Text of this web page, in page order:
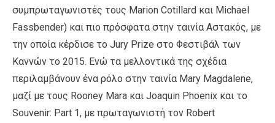
συμπρωταγωνιστές τους Marion Cotillard και Michael
Fassbender) και πιο πρόσφατα στην ταινία Αστακός, με
την οποία κέρδισε το Jury Prize στο Φεστιβάλ των
Καννών το 2015. Ενώ τα μελλοντικά της σχέδια
περιλαμβάνουν ένα ρόλο στην ταινία Mary Magdalene,
μαζί με τους Rooney Mara και Joaquin Phoenix και το
Souvenir: Part 1, με πρωταγωνιστή τον Robert